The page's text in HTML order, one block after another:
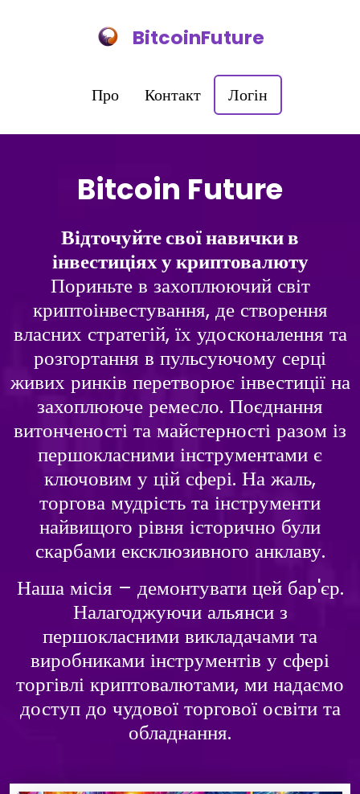
BitcoinFuture
Про Контакт Логін
Bitcoin Future
Відточуйте свої навички в
інвестиціях у криптовалюту
Пориньте в захоплюючий світ
криптоінвестування, де створення
власних стратегій, їх удосконалення та
розгортання в пульсуючому серці
живих ринків перетворює інвестиції на
захоплююче ремесло. Поєднання
витонченості та майстерності разом із
першокласними інструментами є
ключовим у цій сфері. На жаль,
торгова мудрість та інструменти
найвищого рівня історично були
скарбами ексклюзивного анклаву.
Наша місія – демонтувати цей бар'єр.
Налагоджуючи альянси з
першокласними викладачами та
виробниками інструментів у сфері
торгівлі криптовалютами, ми надаємо
доступ до чудової торгової освіти та
обладнання.